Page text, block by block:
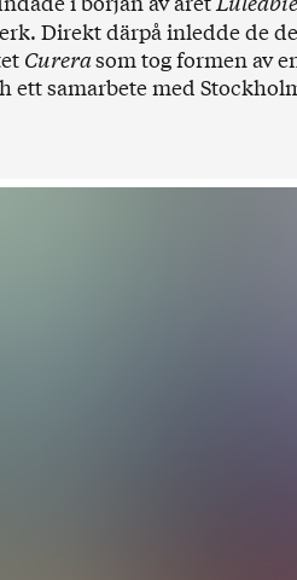
Direkt därpå inledde de
Curerasom tog formen av
ett samarbete med